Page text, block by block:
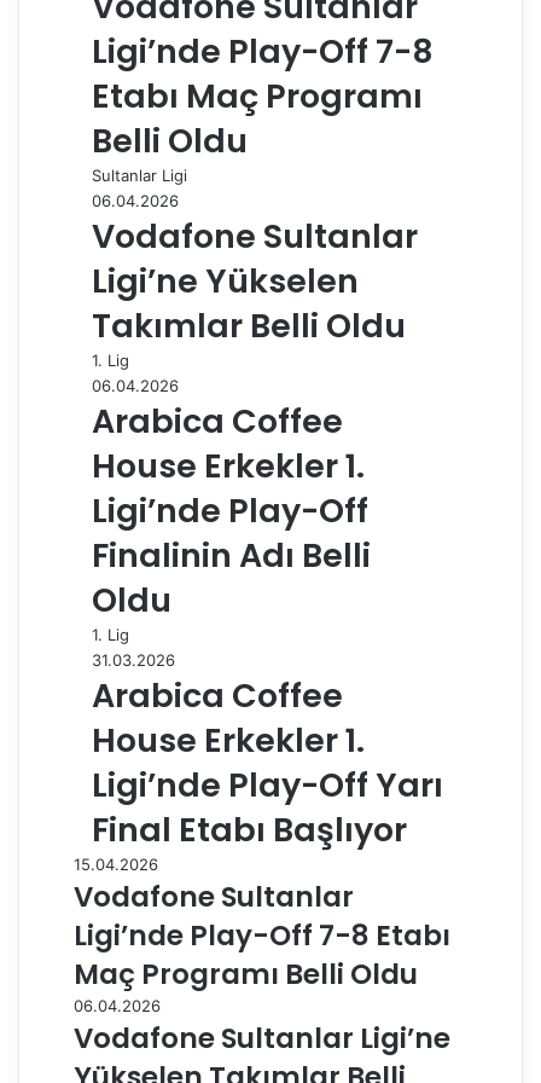
l
p
a
y
l
a
ş
Ligi’nde Play-Off 7-8
Etabı Maç Programı
Belli Oldu
Sultanlar Ligi
06.04.2026
Vodafone Sultanlar
Ligi’ne Yükselen
Takımlar Belli Oldu
1. Lig
06.04.2026
Arabica Coffee
House Erkekler 1.
Ligi’nde Play-Off
Finalinin Adı Belli
Oldu
1. Lig
31.03.2026
Arabica Coffee
House Erkekler 1.
Ligi’nde Play-Off Yarı
Final Etabı Başlıyor
15.04.2026
Vodafone Sultanlar
Ligi’nde Play-Off 7-8 Etabı
Maç Programı Belli Oldu
06.04.2026
Vodafone Sultanlar Ligi’ne